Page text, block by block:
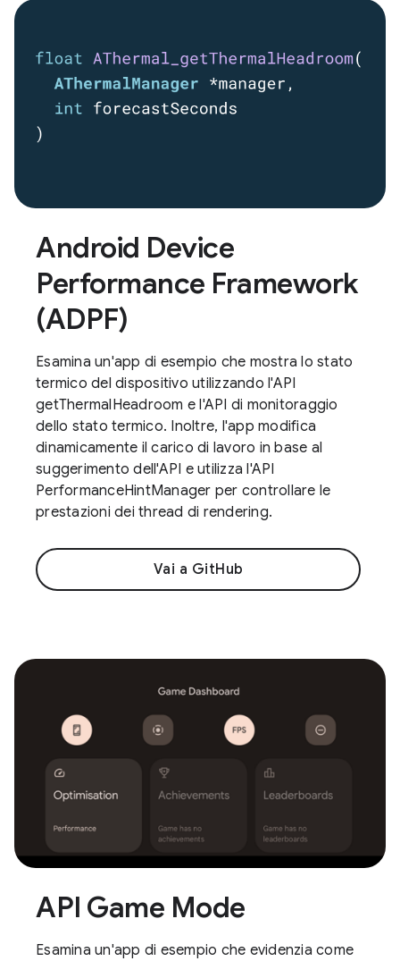
Android Device
Performance Framework
(ADPF)
Esamina un'app di esempio che mostra lo stato
termico del dispositivo utilizzando l'API
getThermalHeadroom e l'API di monitoraggio
dello stato termico. Inoltre, l'app modifica
dinamicamente il carico di lavoro in base al
suggerimento dell'API e utilizza l'API
PerformanceHintManager per controllare le
prestazioni dei thread di rendering.
Vai a GitHub
API Game Mode
Esamina un'app di esempio che evidenzia come